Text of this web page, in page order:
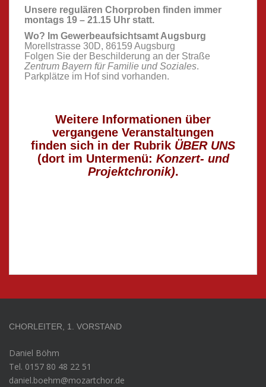
Unsere regulären Chorproben finden immer
montags 19 – 21.15 Uhr statt.
Wo? Im Gewerbeaufsichtsamt Augsburg
Morellstrasse 30D, 86159 Augsburg
Folgen Sie der Beschilderung an der Straße
Zentrum Bayern für Familie und Soziales.
Parkplätze im Hof sind vorhanden.
Weitere Informationen über
vergangene Veranstaltungen
finden sich in der Rubrik ÜBER UNS
(dort im Untermenü: Konzert- und
Projektchronik).
CHORLEITER, 1. VORSTAND
Daniel Böhm
Tel. 0157 80 48 22 51
daniel.boehm@mozartchor.de